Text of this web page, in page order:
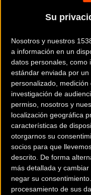
Su
Nosotros y nuestros
a información en un
datos personales, como
estándar enviada por
personalizado, medición
investigación de
permiso, nosotros y
localización geográfica
características de
otorgarnos su
socios para que
descrito. De forma
más detallada y
negar su consentimiento.
procesamiento de sus
IR AL
Filtrarbicicletas
CARRETERA
MTB - FREERIDE /
CITY - TREKKING
MTB - DOBLE XC
MTB - FREESTYLE -